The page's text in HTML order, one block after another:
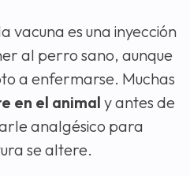
vacuna es una inyección
al perro sano, aunque
a enfermarse. Muchas
en el animal y antes de
analgésico para
se altere.